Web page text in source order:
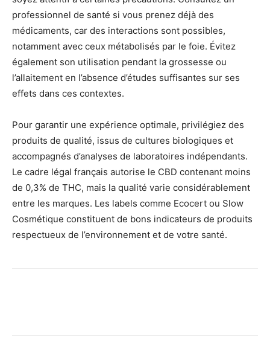
professionnel de santé si vous prenez déjà des
médicaments, car des interactions sont possibles,
notamment avec ceux métabolisés par le foie. Évitez
également son utilisation pendant la grossesse ou
l’allaitement en l’absence d’études suffisantes sur ses
effets dans ces contextes.
Pour garantir une expérience optimale, privilégiez des
produits de qualité, issus de cultures biologiques et
accompagnés d’analyses de laboratoires indépendants.
Le cadre légal français autorise le CBD contenant moins
de 0,3% de THC, mais la qualité varie considérablement
entre les marques. Les labels comme Ecocert ou Slow
Cosmétique constituent de bons indicateurs de produits
respectueux de l’environnement et de votre santé.